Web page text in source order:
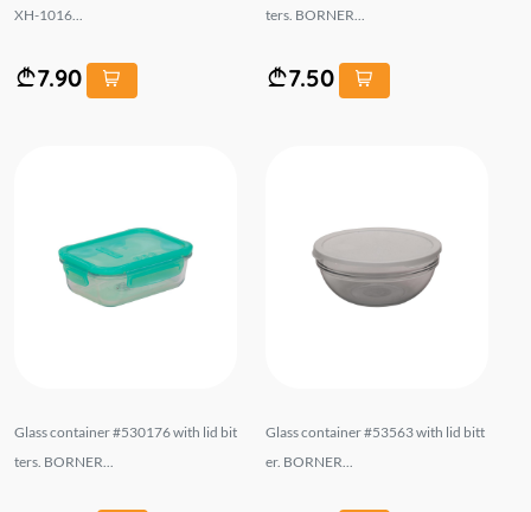
XH-1016...
7.90
ters. BORNER...
7.50
Glass container #530176 with lid bit
ters. BORNER...
Glass container #53563 with lid bitt
er. BORNER...